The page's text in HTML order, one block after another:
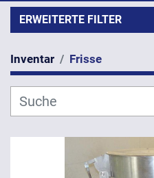
ERWEITERTE FILTER
Kategorie
Hersteller
Inventar Frisse